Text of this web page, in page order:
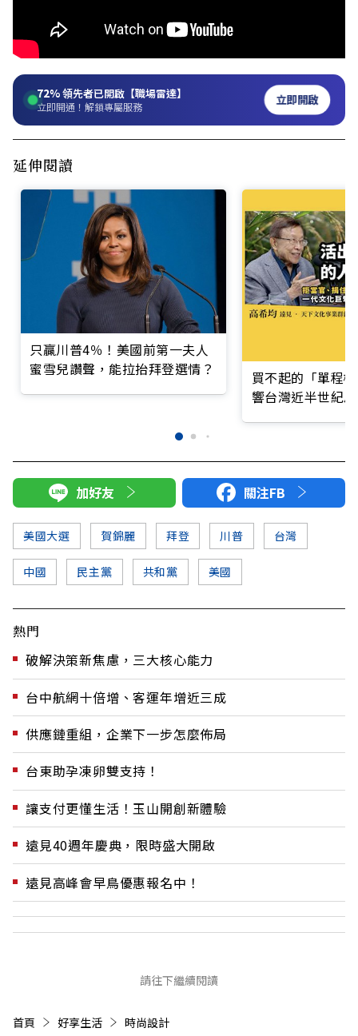
72%領先者已開啟【職場雷達】
立即開通！解鎖專屬服務 立即開啟
延伸閱讀
只贏川普4％！美國前第一夫人
蜜雪兒讚聲，能拉抬拜登選情？
買不起的「單程
響台灣近半世紀
加好友 關注FB
美國大選 賀錦麗 拜登 川普 台灣
中國 民主黨 共和黨 美國
熱門
破解決策新焦慮，三大核心能力
台中航網十倍增、客運年增近三成
供應鏈重組，企業下一步怎麼佈局
台東助孕凍卵雙支持！
讓支付更懂生活！玉山開創新體驗
遠見40週年慶典，限時盛大開啟
遠見高峰會早鳥優惠報名中！
請往下繼續閱讀
首頁 好享生活 時尚設計